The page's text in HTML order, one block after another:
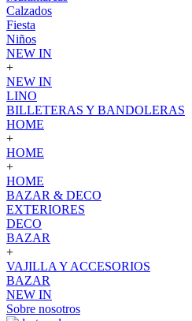
Calzados
Fiesta
Niños
NEW IN
+
NEW IN
LINO
BILLETERAS Y BANDOLERAS
HOME
+
HOME
+
HOME
BAZAR & DECO
EXTERIORES
DECO
BAZAR
+
VAJILLA Y ACCESORIOS
BAZAR
NEW IN
Sobre nosotros